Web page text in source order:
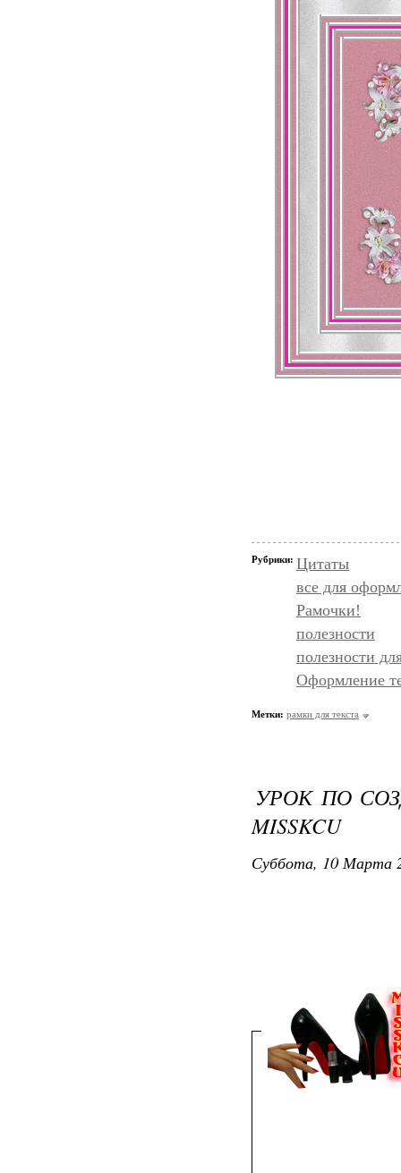
Рубрики: Цитаты
все для
Рамочки!
полезности
полезности
Оформление
Метки: рамки для текста
УРОК ПО
MISSKCU
Суббота, 10 Марта